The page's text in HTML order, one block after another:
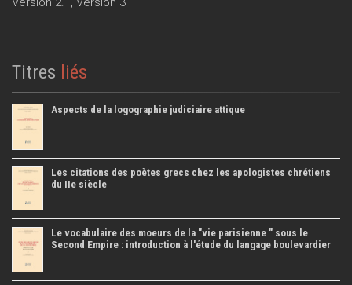
Titres liés
Aspects de la logographie judiciaire attique
Les citations des poètes grecs chez les apologistes chrétiens
du IIe siècle
Le vocabulaire des moeurs de la "vie parisienne " sous le
Second Empire : introduction à l'étude du langage boulevardier